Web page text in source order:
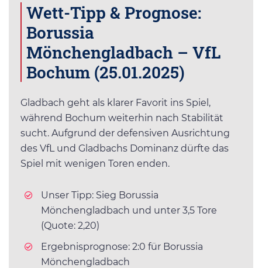
Wett-Tipp & Prognose:
Borussia
Mönchengladbach – VfL
Bochum (25.01.2025)
Gladbach geht als klarer Favorit ins Spiel,
während Bochum weiterhin nach Stabilität
sucht. Aufgrund der defensiven Ausrichtung
des VfL und Gladbachs Dominanz dürfte das
Spiel mit wenigen Toren enden.
Unser Tipp: Sieg Borussia
Mönchengladbach und unter 3,5 Tore
(Quote: 2,20)
Ergebnisprognose: 2:0 für Borussia
Mönchengladbach